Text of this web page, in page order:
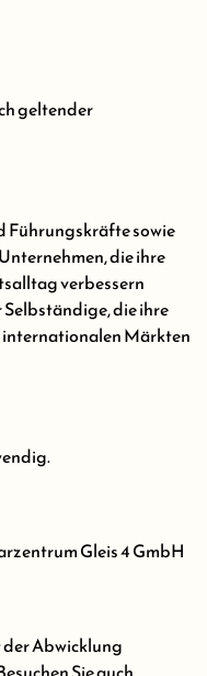
geltender
Führungskräfte sowie
die ihre
verbessern
die ihre
Märkten
Gleis 4 GmbH
der Abwicklung